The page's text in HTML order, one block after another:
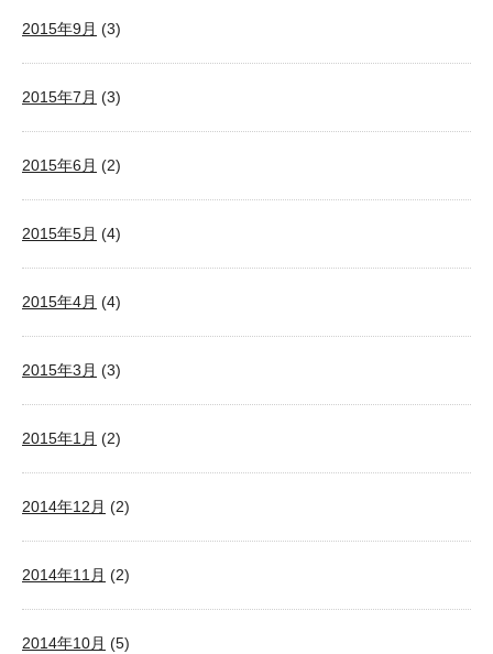
2015年9月 (3)
2015年7月 (3)
2015年6月 (2)
2015年5月 (4)
2015年4月 (4)
2015年3月 (3)
2015年1月 (2)
2014年12月 (2)
2014年11月 (2)
2014年10月 (5)